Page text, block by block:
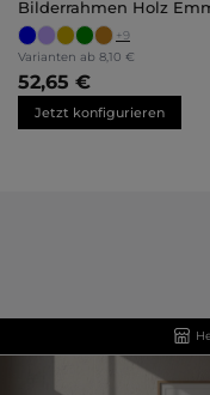
Bilderrahmen Holz
+9
Varianten ab 8,10 €
52,65 €
Jetzt konfigurieren